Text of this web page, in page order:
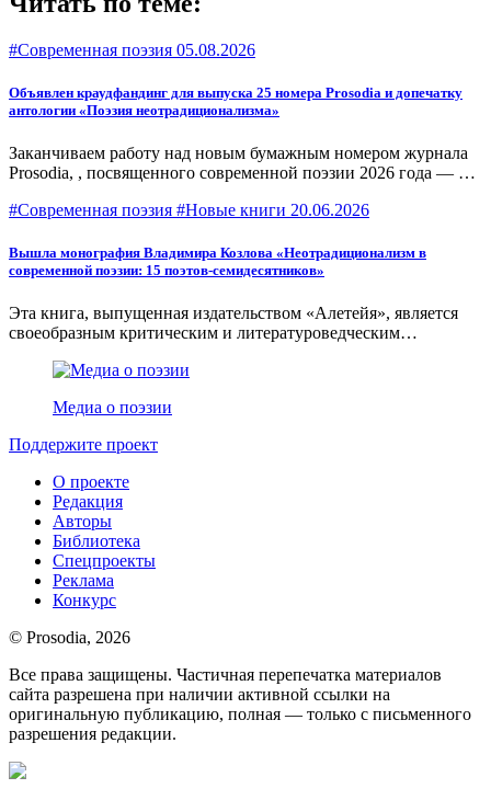
#Современная поэзия 05.08.2026
Объявлен краудфандинг для выпуска 25 номера Prosodia и допечатку
антологии «Поэзия неотрадиционализма»
Заканчиваем работу над новым бумажным номером журнала
Prosodia, , посвященного современной поэзии 2026 года — и
вошли 20 лучших подборок первой половины года, рецензии
поэт и переводчик Григорий Кружков.
#Современная поэзия #Новые книги 20.06.2026
Вышла монография Владимира Козлова «Неотрадиционализм в
современной поэзии: 15 поэтов-семидесятников»
Эта книга, выпущенная издательством «Алетейя», является
своеобразным критическим и литературоведческим
поколения современных поэтов», выпущенной журналом
Медиа о поэзии
Поддержите проект
О проекте
Редакция
Авторы
Библиотека
Спецпроекты
Реклама
Конкурс
© Prosodia, 2026
Все права защищены. Частичная перепечатка материалов
сайта разрешена при наличии активной ссылки на
оригинальную публикацию, полная — только с письменного
разрешения редакции.